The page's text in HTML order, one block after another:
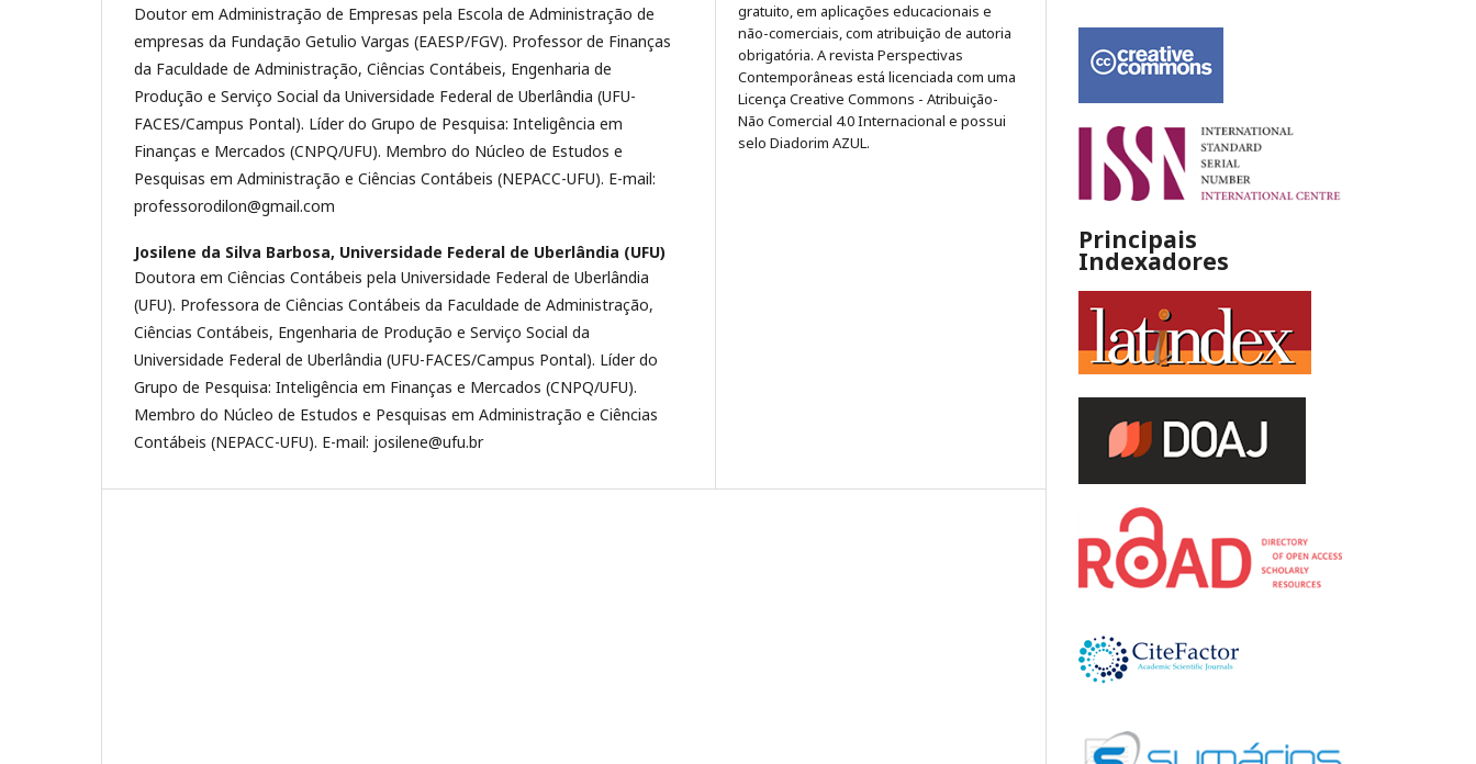
Doutor em Administração de Empresas pela Escola de Administração de
empresas da Fundação Getulio Vargas (EAESP/FGV). Professor de Finanças
da Faculdade de Administração, Ciências Contábeis, Engenharia de
Produção e Serviço Social da Universidade Federal de Uberlândia (UFU-
FACES/Campus Pontal). Líder do Grupo de Pesquisa: Inteligência em
Finanças e Mercados (CNPQ/UFU). Membro do Núcleo de Estudos e
Pesquisas em Administração e Ciências Contábeis (NEPACC-UFU). E-mail:
professorodilon@gmail.com
Josilene da Silva Barbosa, Universidade Federal de Uberlândia (UFU)
Doutora em Ciências Contábeis pela Universidade Federal de Uberlândia
(UFU). Professora de Ciências Contábeis da Faculdade de Administração,
Ciências Contábeis, Engenharia de Produção e Serviço Social da
Universidade Federal de Uberlândia (UFU-FACES/Campus Pontal). Líder do
Grupo de Pesquisa: Inteligência em Finanças e Mercados (CNPQ/UFU).
Membro do Núcleo de Estudos e Pesquisas em Administração e Ciências
Contábeis (NEPACC-UFU). E-mail: josilene@ufu.br
gratuito, em aplicações educacionais e
não-comerciais, com atribuição de autoria
obrigatória. A revista Perspectivas
Contemporâneas está licenciada com uma
Licença Creative Commons - Atribuição-
Não Comercial 4.0 Internacional e possui
selo Diadorim AZUL.
Principais
Indexadores